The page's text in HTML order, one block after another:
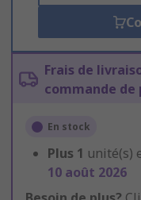
Frais de
commande de
En stock
Plus 1 unité(s)
10 août 2026